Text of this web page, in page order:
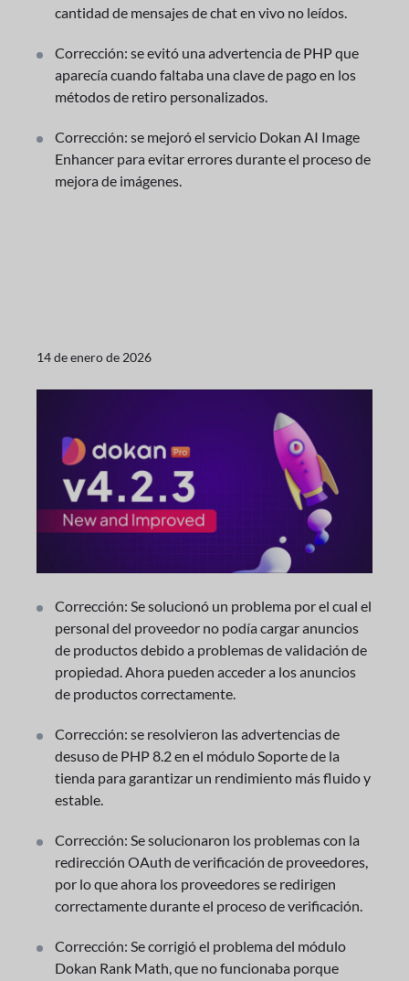
cantidad de mensajes de chat en vivo no leídos.
Corrección: se evitó una advertencia de PHP que
aparecía cuando faltaba una clave de pago en los
métodos de retiro personalizados.
Corrección: se mejoró el servicio Dokan AI Image
Enhancer para evitar errores durante el proceso de
mejora de imágenes.
14 de enero de 2026
Corrección: Se solucionó un problema por el cual el
personal del proveedor no podía cargar anuncios
de productos debido a problemas de validación de
propiedad. Ahora pueden acceder a los anuncios
de productos correctamente.
Corrección: se resolvieron las advertencias de
desuso de PHP 8.2 en el módulo Soporte de la
tienda para garantizar un rendimiento más fluido y
estable.
Corrección: Se solucionaron los problemas con la
redirección OAuth de verificación de proveedores,
por lo que ahora los proveedores se redirigen
correctamente durante el proceso de verificación.
Corrección: Se corrigió el problema del módulo
Dokan Rank Math, que no funcionaba porque